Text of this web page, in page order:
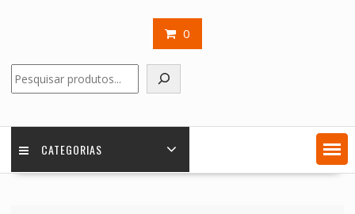
0
CATEGORIAS